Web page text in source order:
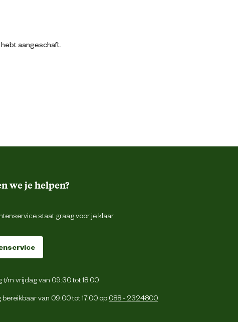
aangeschaft.
we je helpen?
staat graag voor je klaar.
t/m vrijdag van 09:30 tot 18:00
van 09:00 tot 17:00 op 088 - 2324800